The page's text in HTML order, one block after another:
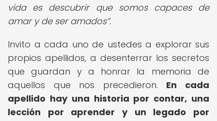
vida es descubrir que somos capaces de
amar y de ser amados .
Invito a cada uno de ustedes a explorar sus
propios apellidos, a desenterrar los secretos
que guardan y a honrar la memoria de
aquellos que nos precedieron. En cada
apellido hay una historia por contar, una
lección por aprender y un legado por